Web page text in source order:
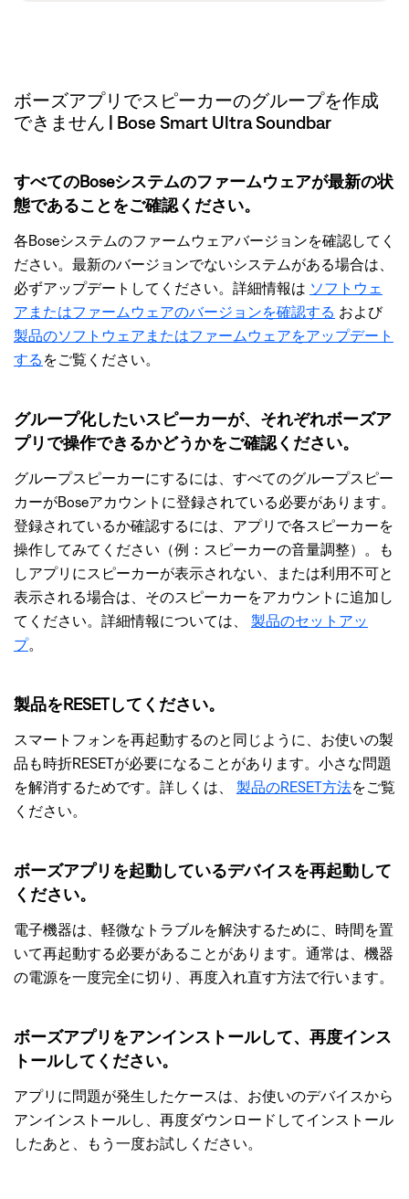
ボーズアプリでスピーカーのグループを作成
できません | Bose Smart Ultra Soundbar
すべてのBoseシステムのファームウェアが最新の状
態であることをご確認ください。
各Boseシステムのファームウェアバージョンを確認してく
ださい。最新のバージョンでないシステムがある場合は、
必ずアップデートしてください。詳細情報は ソフトウェ
アまたはファームウェアのバージョンを確認する および
製品のソフトウェアまたはファームウェアをアップデート
する をご覧ください。
グループ化したいスピーカーが、それぞれボーズア
プリで操作できるかどうかをご確認ください。
グループスピーカーにするには、すべてのグループスピー
カーがBoseアカウントに登録されている必要があります。
登録されているか確認するには、アプリで各スピーカーを
操作してみてください（例：スピーカーの音量調整）。も
しアプリにスピーカーが表示されない、または利用不可と
表示される場合は、そのスピーカーをアカウントに追加し
てください。詳細情報については、 製品のセットアッ
プ。
製品をRESETしてください。
スマートフォンを再起動するのと同じように、お使いの製
品も時折RESETが必要になることがあります。小さな問題
を解消するためです。詳しくは、 製品のRESET方法をご覧
ください。
ボーズアプリを起動しているデバイスを再起動して
ください。
電子機器は、軽微なトラブルを解決するために、時間を置
いて再起動する必要があることがあります。通常は、機器
の電源を一度完全に切り、再度入れ直す方法で行います。
ボーズアプリをアンインストールして、再度インス
トールしてください。
アプリに問題が発生したケースは、お使いのデバイスから
アンインストールし、再度ダウンロードしてインストール
したあと、もう一度お試しください。